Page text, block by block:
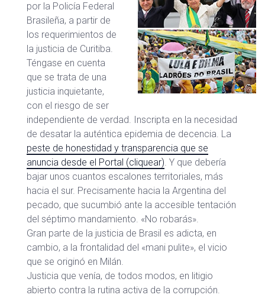
por la Policía Federal
Brasileña, a partir de
los requerimientos de
la justicia de Curitiba.
Téngase en cuenta
que se trata de una
justicia inquietante,
con el riesgo de ser
independiente de verdad. Inscripta en la necesidad
de desatar la auténtica epidemia de decencia. La
peste de honestidad y transparencia que se
anuncia desde el Portal (cliquear). Y que debería
bajar unos cuantos escalones territoriales, más
hacia el sur. Precisamente hacia la Argentina del
pecado, que sucumbió ante la accesible tentación
del séptimo mandamiento. «No robarás».
Gran parte de la justicia de Brasil es adicta, en
cambio, a la frontalidad del «mani pulite», el vicio
que se originó en Milán.
Justicia que venía, de todos modos, en litigio
abierto contra la rutina activa de la corrupción.